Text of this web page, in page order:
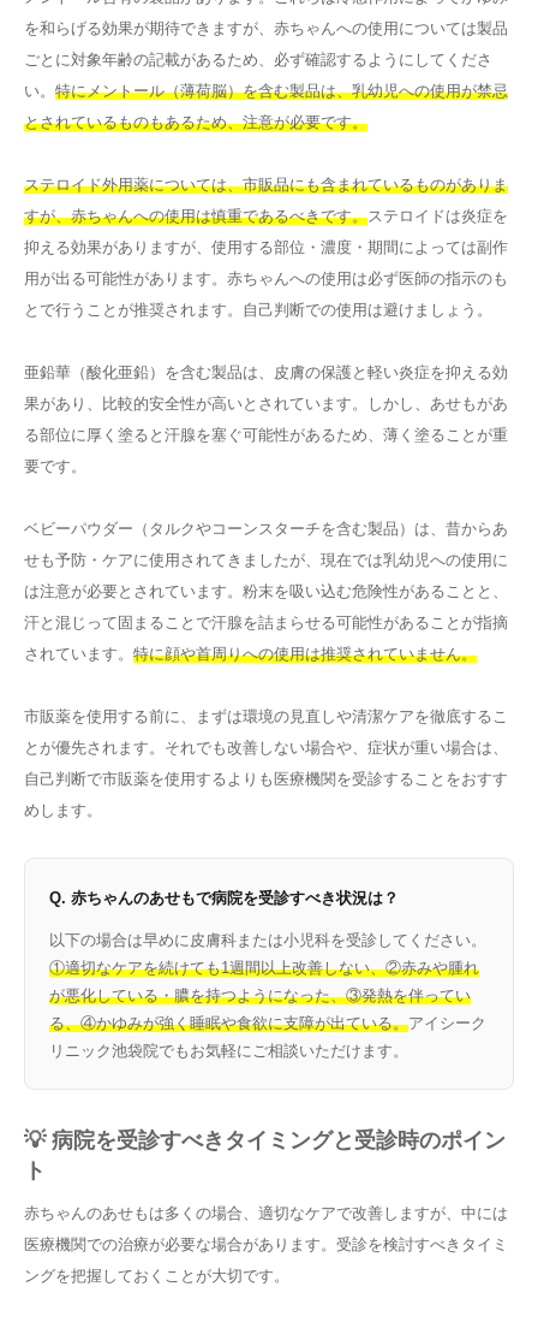
を和らげる効果が期待できますが、赤ちゃんへの使用については製品
ごとに対象年齢の記載があるため、必ず確認するようにしてくださ
い。 特にメントール（薄荷脳）を含む製品は、乳幼児への使用が禁忌
とされているものもあるため、注意が必要です。
ステロイド外用薬については、市販品にも含まれているものがありま
すが、赤ちゃんへの使用は慎重であるべきです。ステロイドは炎症を
抑える効果がありますが、使用する部位・濃度・期間によっては副作
用が出る可能性があります。赤ちゃんへの使用は必ず医師の指示のも
とで行うことが推奨されます。自己判断での使用は避けましょう。
亜鉛華（酸化亜鉛）を含む製品は、皮膚の保護と軽い炎症を抑える効
果があり、比較的安全性が高いとされています。しかし、あせもがあ
る部位に厚く塗ると汗腺を塞ぐ可能性があるため、薄く塗ることが重
要です。
ベビーパウダー（タルクやコーンスターチを含む製品）は、昔からあ
せも予防・ケアに使用されてきましたが、現在では乳幼児への使用に
は注意が必要とされています。粉末を吸い込む危険性があることと、
汗と混じって固まることで汗腺を詰まらせる可能性があることが指摘
されています。 特に顔や首周りへの使用は推奨されていません。
市販薬を使用する前に、まずは環境の見直しや清潔ケアを徹底するこ
とが優先されます。それでも改善しない場合や、症状が重い場合は、
自己判断で市販薬を使用するよりも医療機関を受診することをおすす
めします。
Q. 赤ちゃんのあせもで病院を受診すべき状況は？
以下の場合は早めに皮膚科または小児科を受診してください。
①適切なケアを続けても1週間以上改善しない、②赤みや腫れ
が悪化している・膿を持つようになった、③発熱を伴ってい
る、④かゆみが強く睡眠や食欲に支障が出ている。アイシーク
リニック池袋院でもお気軽にご相談いただけます。
💡 病院を受診すべきタイミングと受診時のポイン
ト
赤ちゃんのあせもは多くの場合、適切なケアで改善しますが、中には
医療機関での治療が必要な場合があります。受診を検討すべきタイミ
ングを把握しておくことが大切です。